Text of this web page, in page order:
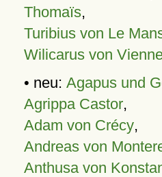
Thomaïs,
Turibius von Le
Wilicarus von
• neu: Agapus und
Agrippa Castor,
Adam von Crécy,
Andreas von
Anthusa von